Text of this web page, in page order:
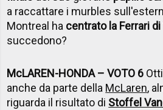
a raccattare i murbles
Montreal ha centrato la Ferrari di
succedono?
McLAREN-HONDA – VOTO 6
anche da parte della McLaren,
riguarda il risultato di Stoffel